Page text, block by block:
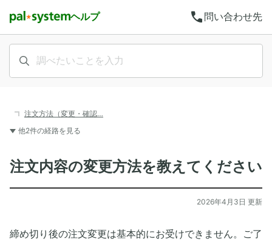
ヘルプ call 問い合わせ先
注文方法（変更・確認…
他2件の経路を見る
注文内容の変更方法を教えてください
2026年4月3日 更新
締め切り後の注文変更は基本的にお受けできません。ご了